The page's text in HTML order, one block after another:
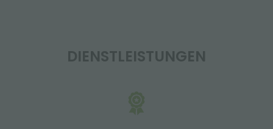
DIENSTLEISTUNGEN